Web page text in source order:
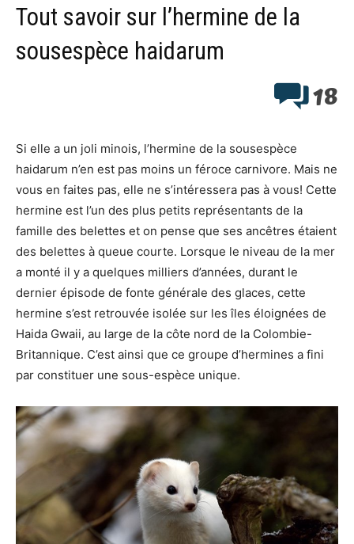
Tout savoir sur l’hermine de la
sousespèce haidarum
18
Si elle a un joli minois, l’hermine de la sousespèce
haidarum n’en est pas moins un féroce carnivore. Mais ne
vous en faites pas, elle ne s’intéressera pas à vous! Cette
hermine est l’un des plus petits représentants de la
famille des belettes et on pense que ses ancêtres étaient
des belettes à queue courte. Lorsque le niveau de la mer
a monté il y a quelques milliers d’années, durant le
dernier épisode de fonte générale des glaces, cette
hermine s’est retrouvée isolée sur les îles éloignées de
Haida Gwaii, au large de la côte nord de la Colombie-
Britannique. C’est ainsi que ce groupe d’hermines a fini
par constituer une sous-espèce unique.